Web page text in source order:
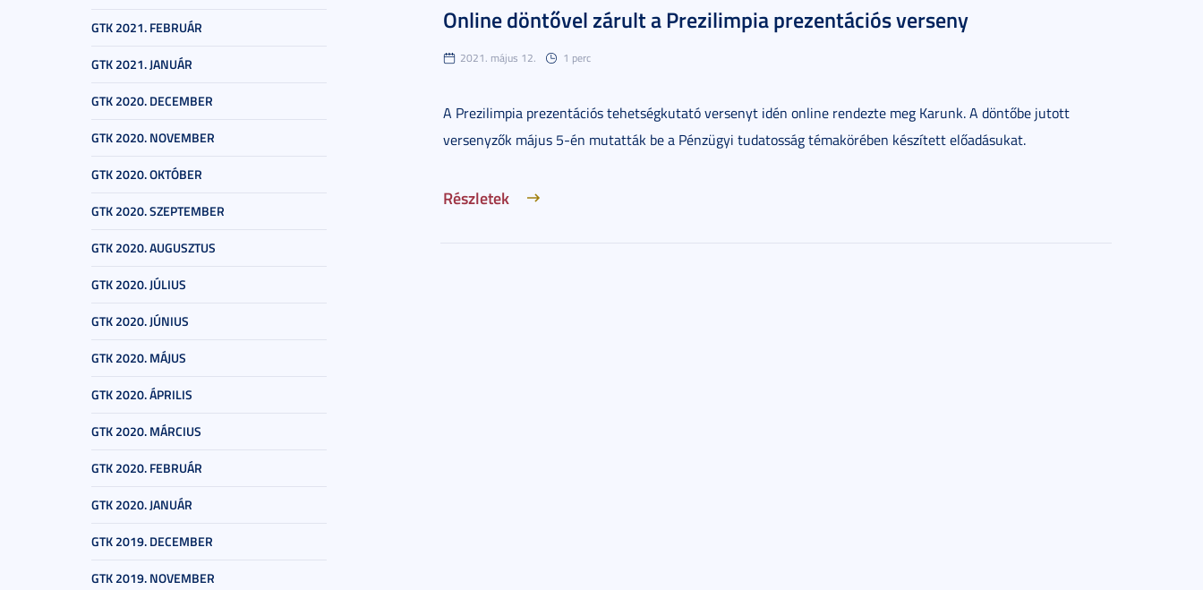
GTK 2021. FEBRUÁR
GTK 2021. JANUÁR
GTK 2020. DECEMBER
GTK 2020. NOVEMBER
GTK 2020. OKTÓBER
GTK 2020. SZEPTEMBER
GTK 2020. AUGUSZTUS
GTK 2020. JÚLIUS
GTK 2020. JÚNIUS
GTK 2020. MÁJUS
GTK 2020. ÁPRILIS
GTK 2020. MÁRCIUS
GTK 2020. FEBRUÁR
GTK 2020. JANUÁR
GTK 2019. DECEMBER
GTK 2019. NOVEMBER
Online döntővel zárult a Prezilimpia prezentációs verseny
2021. május 12. 1 perc
A Prezilimpia prezentációs tehetségkutató versenyt idén online rendezte meg Karunk. A döntőbe jutott
versenyzők május 5-én mutatták be a Pénzügyi tudatosság témakörében készített előadásukat.
Részletek